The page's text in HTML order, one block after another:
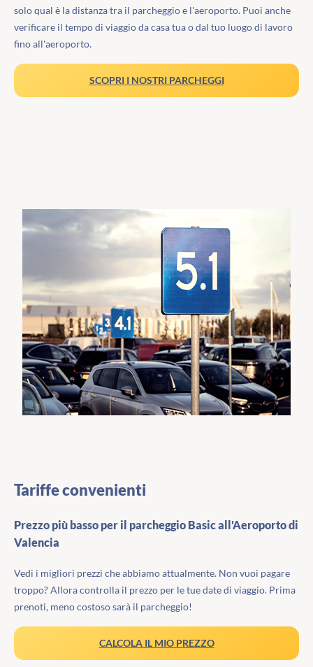
solo qual è la distanza tra il parcheggio e l'aeroporto. Puoi anche
verificare il tempo di viaggio da casa tua o dal tuo luogo di lavoro
fino all'aeroporto.
SCOPRI I NOSTRI PARCHEGGI
Tariffe convenienti
Prezzo più basso per il parcheggio Basic all'Aeroporto di
Valencia
Vedi i migliori prezzi che abbiamo attualmente. Non vuoi pagare
troppo? Allora controlla il prezzo per le tue date di viaggio. Prima
prenoti, meno costoso sarà il parcheggio!
CALCOLA IL MIO PREZZO